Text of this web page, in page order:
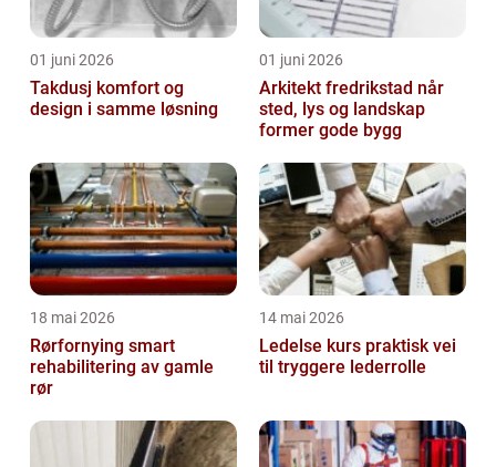
01 juni 2026
Takdusj komfort og
design i samme løsning
01 juni 2026
Arkitekt fredrikstad når
sted, lys og landskap
former gode bygg
18 mai 2026
Rørfornying smart
rehabilitering av gamle
rør
14 mai 2026
Ledelse kurs praktisk vei
til tryggere lederrolle